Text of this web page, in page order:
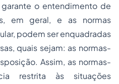
o entendimento de
em geral, e as normas
podem ser enquadradas
quais sejam: as normas-
Assim, as normas-
restrita às situações